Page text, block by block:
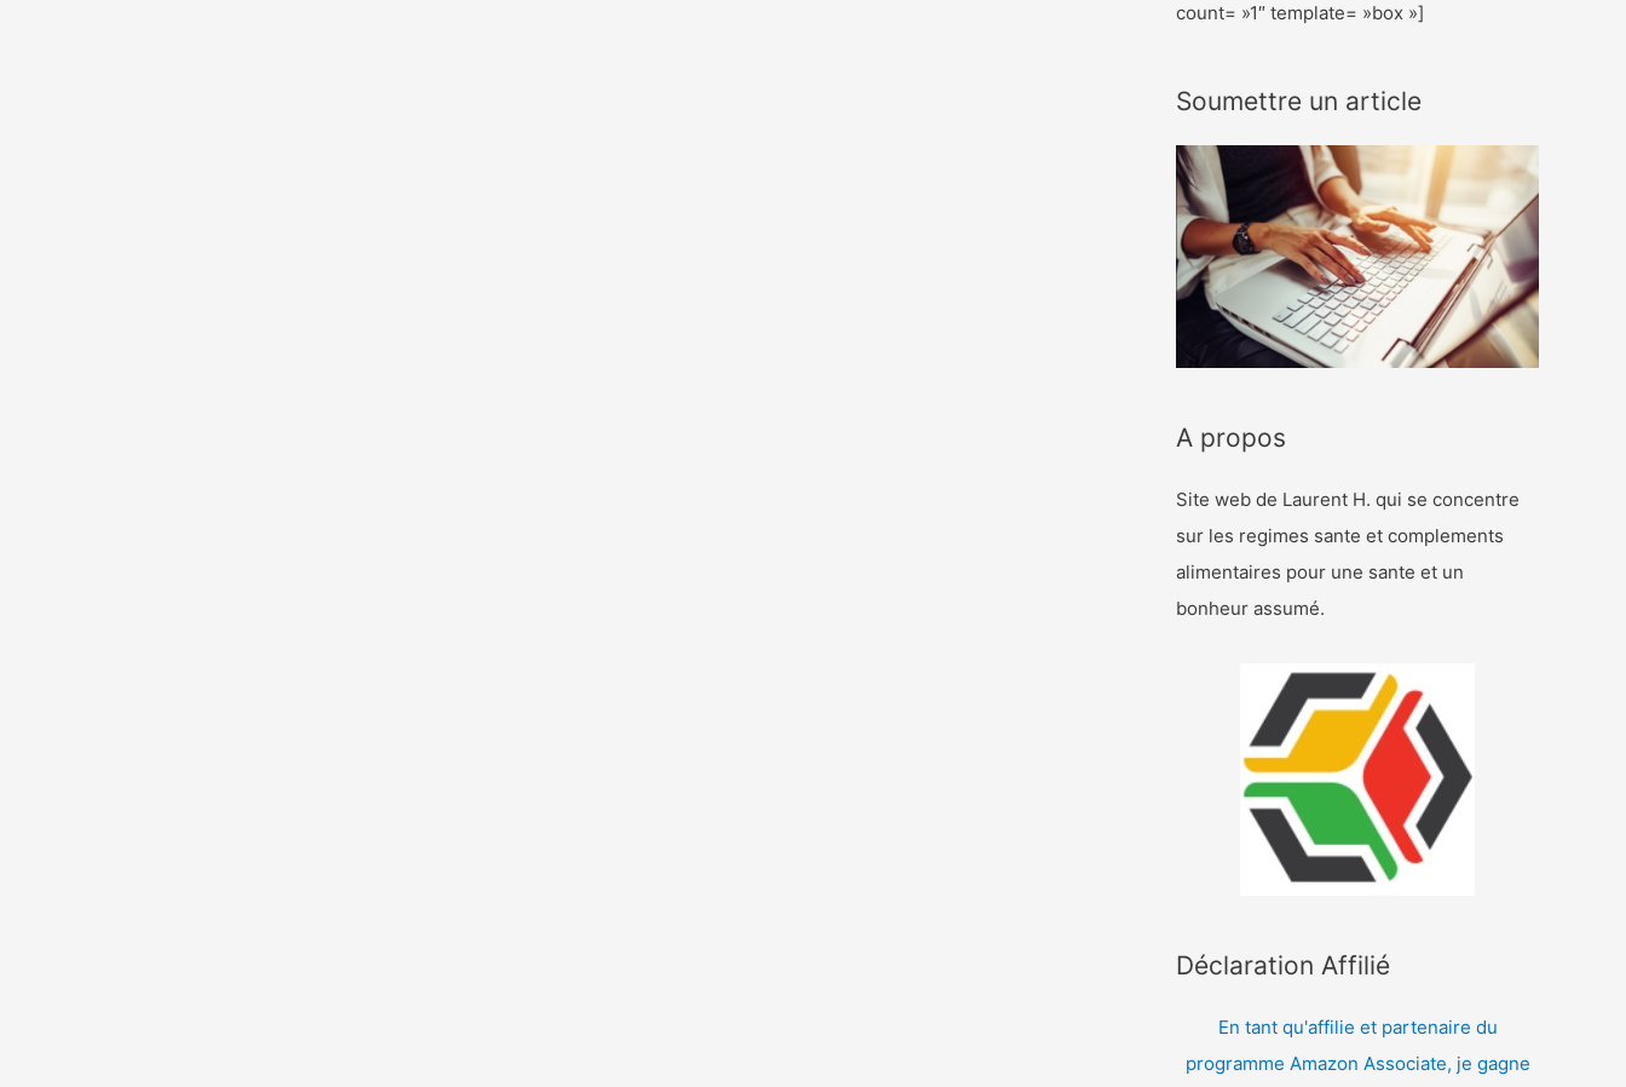
count= »1″ template= »box »]
Soumettre un article
A propos
Site web de Laurent H. qui se concentre
sur les regimes sante et complements
alimentaires pour une sante et un
bonheur assumé.
Déclaration Affilié
En tant qu'affilie et partenaire du
programme Amazon Associate, je gagne